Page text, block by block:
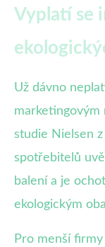
Vyplatí se
Už dávno
marketingovým
studie Nielsen
spotřebitelů
balení a je
ekologickým
Pro menší